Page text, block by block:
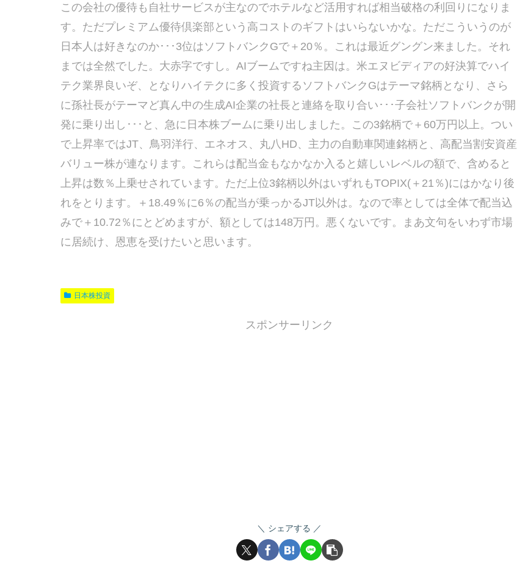
この会社の優待も自社サービスが主なのでホテルなど活用すれば相当破格の利回りになりま
す。ただプレミアム優待倶楽部という高コストのギフトはいらないかな。ただこういうのが
日本人は好きなのか･･･3位はソフトバンクGで＋20％。これは最近グングン来ました。それ
までは全然でした。大赤字ですし。AIブームですね主因は。米エヌビディアの好決算でハイ
テク業界良いぞ、となりハイテクに多く投資するソフトバンクGはテーマ銘柄となり、さら
に孫社長がテーマど真ん中の生成AI企業の社長と連絡を取り合い･･･子会社ソフトバンクが開
発に乗り出し･･･と、急に日本株ブームに乗り出しました。この3銘柄で＋60万円以上。つい
で上昇率ではJT、鳥羽洋行、エネオス、丸八HD、主力の自動車関連銘柄と、高配当割安資産
バリュー株が連なります。これらは配当金もなかなか入ると嬉しいレベルの額で、含めると
上昇は数％上乗せされています。ただ上位3銘柄以外はいずれもTOPIX(＋21％)にはかなり後
れをとります。＋18.49％に6％の配当が乗っかるJT以外は。なので率としては全体で配当込
みで＋10.72％にとどめますが、額としては148万円。悪くないです。まあ文句をいわず市場
に居続け、恩恵を受けたいと思います。
日本株投資
スポンサーリンク
シェアする